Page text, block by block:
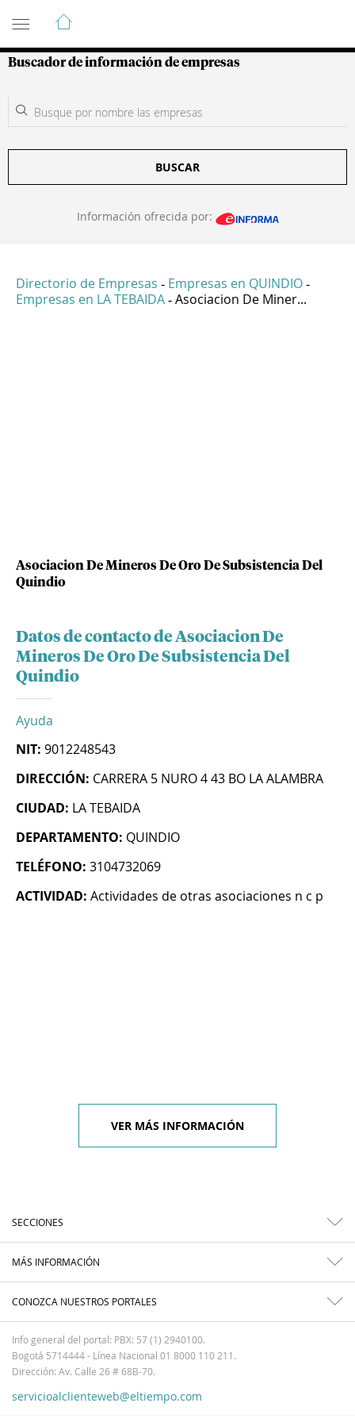
Guía de Empresas Colombianas
Buscador de información de empresas
BUSCAR
Información ofrecida por:
Directorio de Empresas - Empresas en QUINDIO -
Empresas en LA TEBAIDA - Asociacion De Miner...
Asociacion De Mineros De Oro De Subsistencia Del
Quindio
Datos de contacto de Asociacion De
Mineros De Oro De Subsistencia Del
Quindio
Ayuda
NIT: 9012248543
DIRECCIÓN: CARRERA 5 NURO 4 43 BO LA ALAMBRA
CIUDAD: LA TEBAIDA
DEPARTAMENTO: QUINDIO
TELÉFONO: 3104732069
ACTIVIDAD: Actividades de otras asociaciones n c p
VER MÁS INFORMACIÓN
SECCIONES
MÁS INFORMACIÓN
CONOZCA NUESTROS PORTALES
Info general del portal: PBX: 57 (1) 2940100.
Bogotá 5714444 - Línea Nacional 01 8000 110 211.
Dirección: Av. Calle 26 # 68B-70.
servicioalclienteweb@eltiempo.com